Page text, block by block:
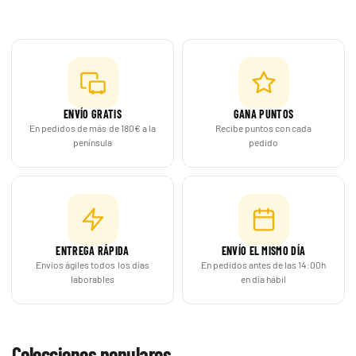
ENVÍO GRATIS
En pedidos de más de 180€ a la
península
GANA PUNTOS
Recibe puntos con cada
pedido
ENTREGA RÁPIDA
Envíos ágiles todos los días
laborables
ENVÍO EL MISMO DÍA
En pedidos antes de las 14:00h
en día hábil